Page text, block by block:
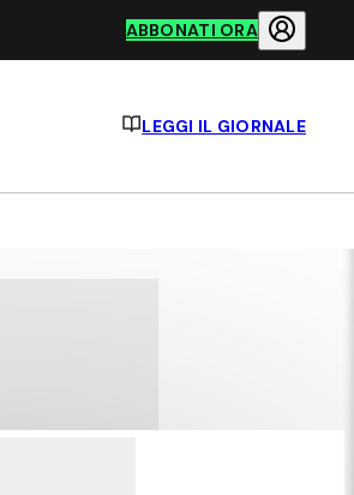
ABBONATI ORA
LEGGI IL GIORNALE